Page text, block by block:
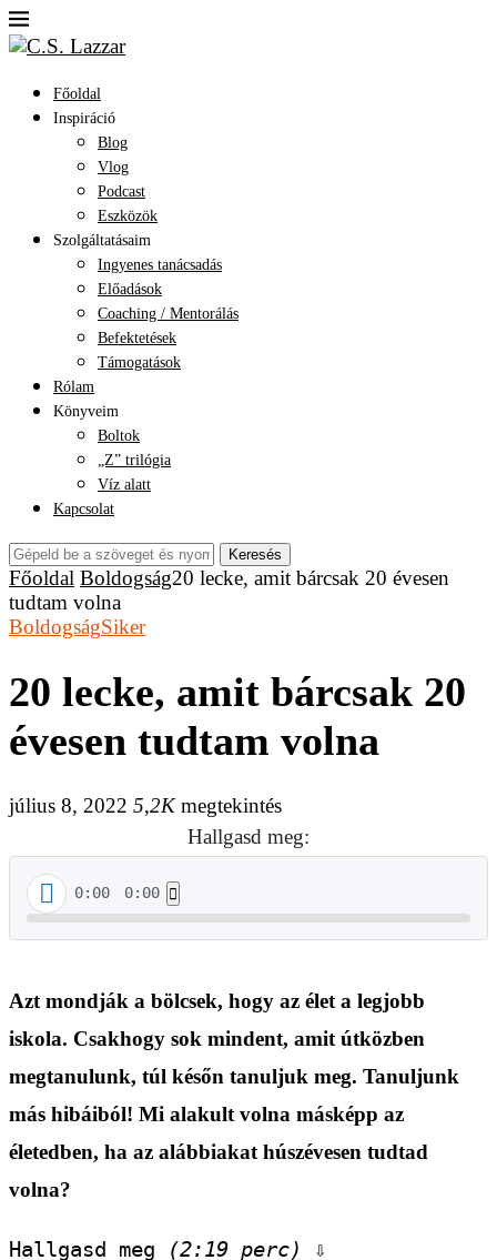
Főoldal
Inspiráció
Blog
Vlog
Podcast
Eszközök
Szolgáltatásaim
Ingyenes tanácsadás
Előadások
Coaching / Mentorálás
Befektetések
Támogatások
Rólam
Könyveim
Boltok
„Z” trilógia
Víz alatt
Kapcsolat
Keresés
Főoldal Boldogság20 lecke, amit bárcsak 20 évesen
tudtam volna
BoldogságSiker
20 lecke, amit bárcsak 20
évesen tudtam volna
július 8, 2022 5,2Kmegtekintés
Hallgasd meg:
0:00 0:00
Azt mondják a bölcsek, hogy az élet a legjobb
iskola. Csakhogy sok mindent, amit útközben
megtanulunk, túl későn tanuljuk meg. Tanuljunk
más hibáiból! Mi alakult volna másképp az
életedben, ha az alábbiakat húszévesen tudtad
volna?
Hallgasd meg (2:19 perc) ⇩